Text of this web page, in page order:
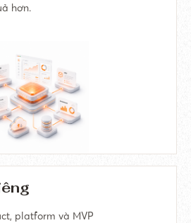
hơn.
platform và MVP